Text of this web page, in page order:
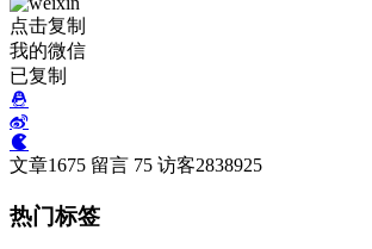
点击复制
我的微信
已复制
文章1675 留言 75 访客2838925
热门标签